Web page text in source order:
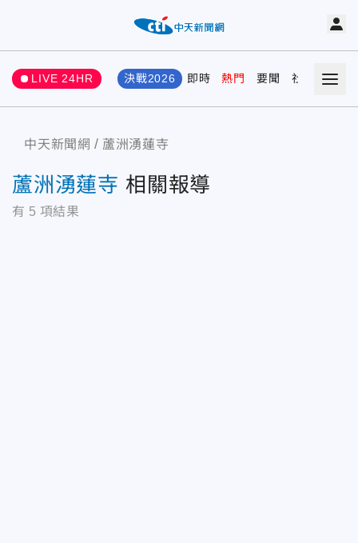
LIVE 24HR 決戰2026 即時 熱門 要聞 社會 娛樂
中天新聞網 蘆洲湧蓮寺
蘆洲湧蓮寺 相關報導
有 5 項結果